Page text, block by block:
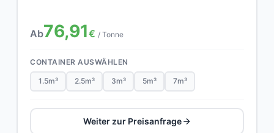
Ab76,91€ / Tonne
CONTAINER AUSWÄHLEN
1.5m³ 2.5m³ 3m³ 5m³ 7m³
Weiter zur Preisanfrage